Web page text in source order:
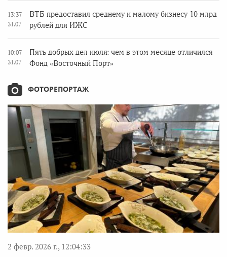
13:37
31.07
ВТБ предоставил среднему и малому бизнесу 10 млрд
рублей для ИЖС
10:07
31.07
Пять добрых дел июля: чем в этом месяце отличился
Фонд «Восточный Порт»
ФОТОРЕПОРТАЖ
2 февр. 2026 г., 12:04:33